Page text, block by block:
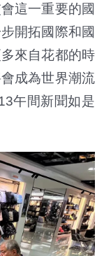
這一重要的國
開拓國際和國
來自花都的時
成為世界潮流
午間新聞如是